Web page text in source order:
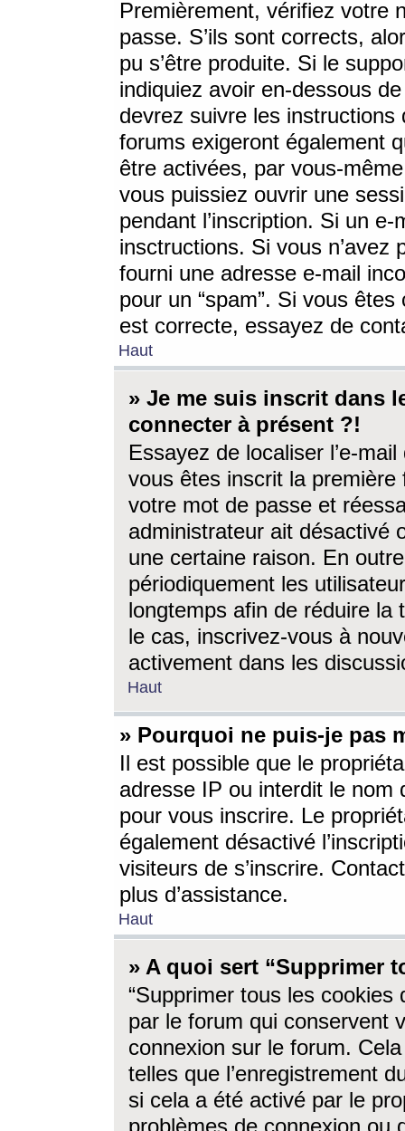
Premièrement, vérifiez votre
passe. S’ils sont corrects,
pu s’être produite. Si le
indiquiez avoir en-dessous
devrez suivre les
forums exigeront également
être activées, par vous-
vous puissiez ouvrir une
pendant l’inscription. Si un
insctructions. Si vous n’avez
fourni une adresse e-mail
pour un “spam”. Si vous
est correcte, essayez de
Haut
» Je me suis inscrit dans
connecter à présent ?!
Essayez de localiser l’e-
vous êtes inscrit la première
votre mot de passe et
administrateur ait désactivé
une certaine raison. En
périodiquement les
longtemps afin de réduire la
le cas, inscrivez-vous à
activement dans les
Haut
» Pourquoi ne puis-je pas
Il est possible que le
adresse IP ou interdit le nom
pour vous inscrire. Le
également désactivé
visiteurs de s’inscrire.
plus d’assistance.
Haut
» A quoi sert “Supprimer
“Supprimer tous les cookies
par le forum qui conservent
connexion sur le forum.
telles que l’enregistrement
si cela a été activé par le